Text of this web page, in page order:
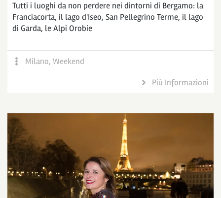
Tutti i luoghi da non perdere nei dintorni di Bergamo: la
Franciacorta, il lago d'Iseo, San Pellegrino Terme, il lago
di Garda, le Alpi Orobie
Milano, Weekend
Più Informazioni